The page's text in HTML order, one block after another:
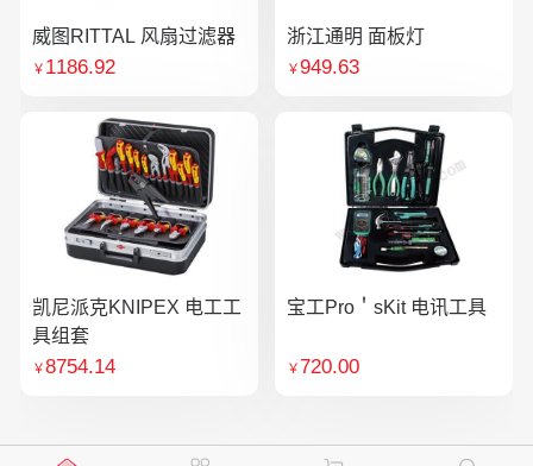
威图RITTAL 风扇过滤器
￥ 1186.92
浙江通明 面板灯
￥949.63
凯尼派克KNIPEX 电工工
具组套
￥8754.14
宝工Pro＇sKit 电讯工具
￥720.00